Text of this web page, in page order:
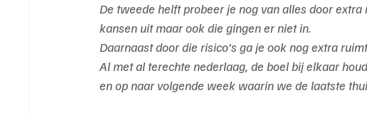
De tweede helft probeer je nog van alles door
kansen uit maar ook die gingen er niet in.
Daarnaast door die risico’s ga je ook nog extra
Al met al terechte nederlaag, de boel bij elkaar
en op naar volgende week waarin we de laatste